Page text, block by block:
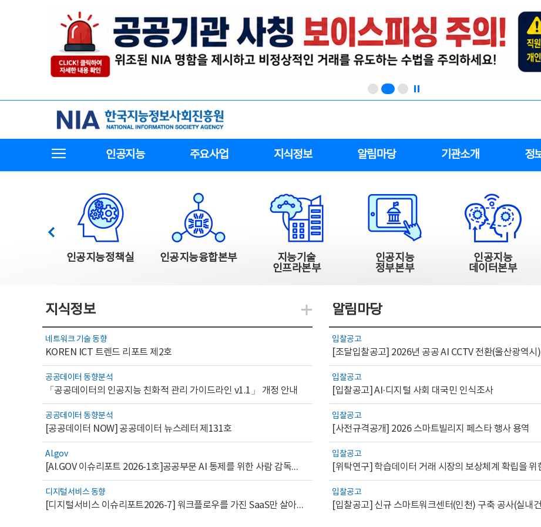
한국지능정보사회진흥원
인공지능 주요사업 지식정보 알림마당 기관소개 정
한국지능정보사회진흥원 주요사업
인공지능정책실 인공지능융합본부
지능기술
인프라본부
인공지능
정부본부
인공지능
데이터본부
이전
지식정보
네트워크 기술 동향
KOREN ICT 트렌드 리포트 제2호
공공데이터 동향분석
「공공데이터의 인공지능 친화적 관리 가이드라인 v1.1」 개정 안내
공공데이터 동향분석
[공공데이터 NOW] 공공데이터 뉴스레터 제131호
AI.gov
[AI.GOV 이슈리포트 2026-1호]공공부문 AI 통제를 위한 사람 감독의 해외 사례 분석 및 시사점
디지털서비스 동향
[디지털서비스 이슈리포트2026-7] 워크플로우를 가진 SaaS만 살아남는다
지식관련 더보기
알림마당
입찰공고
입찰공고
[입찰공고] AI·디지털 사회 대국민 인식조사
입찰공고
[사전규격공개] 2026 스마트빌리지 페스타 행사 용역
입찰공고
입찰공고
[입찰공고] 신규 스마트워크센터(인천) 구축 공사(실내